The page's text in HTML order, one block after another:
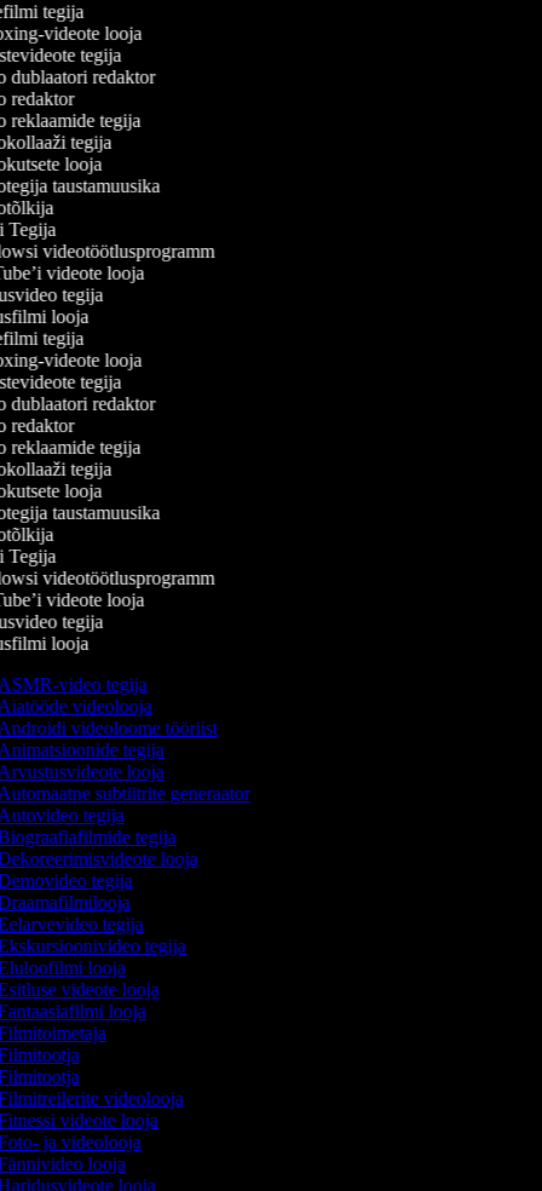
tegija
videote looja
tegija
redaktor
tegija
tegija
looja
taustamuusika
videotöötlusprogramm
videote looja
tegija
looja
tegija
videote looja
tegija
redaktor
tegija
tegija
looja
taustamuusika
videotöötlusprogramm
videote looja
tegija
looja
video tegija
videolooja
videoloome tööriist
tegija
looja
subtiitrite generaator
tegija
tegija
looja
tegija
tegija
tegija
looja
videote looja
looja
videolooja
videote looja
ja videolooja
looja
looja